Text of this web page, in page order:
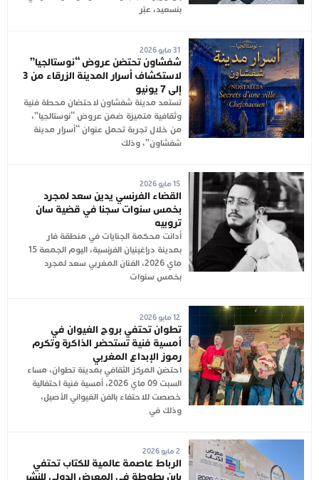
بنسعيد، عبّر
31 مايو 2026
شفشاون تحتضن عروض “نوستالجيا”
لاستكشاف أسرار المدينة الزرقاء من 3
إلى 7 يونيو
تستعد مدينة شفشاون لاحتضان محطة فنية
وثقافية متميزة ضمن عروض “نوستالجيا”،
من خلال تجربة تحمل عنوان “أسرار مدينة
شفشاون”، وذلك
15 مايو 2026
القضاء الفرنسي يدين سعد لمجرد
بخمس سنوات سجنا في قضية سان
تروبيه
أدانت محكمة الجنايات في منطقة فار
بمدينة دراغينيان الفرنسية، اليوم الجمعة 15
ماي 2026، الفنان المغربي سعد لمجرد
بخمس سنوات
12 مايو 2026
تطوان تحتفي بروح الغيوان في
أمسية فنية تستحضر الذاكرة وتكرم
رموز الإبداع المغربي
احتضن المركز الثقافي بمدينة تطوان، مساء
السبت 09 ماي 2026، أمسية فنية احتفالية
خصصت للاحتفاء بالفن الغيواني الأصيل،
وذلك في
2 مايو 2026
الرباط عاصمة عالمية للكتاب تحتفي
بابن بطوطة في المعرض الدولي للنشر